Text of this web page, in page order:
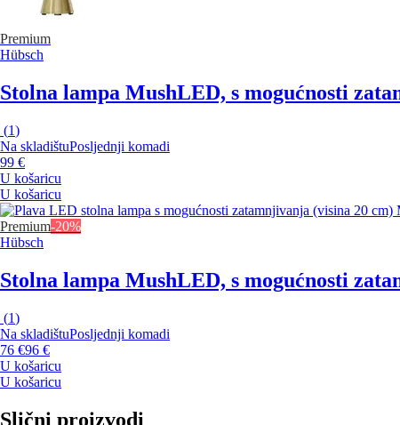
Premium
Hübsch
Stolna lampa MushLED, s mogućnosti
(1)
Na skladištuPosljednji komadi
99 €
U košaricu
U košaricu
Premium-20%
Hübsch
Stolna lampa MushLED, s mogućnosti
(1)
Na skladištuPosljednji komadi
76 €96 €
U košaricu
U košaricu
Slični proizvodi